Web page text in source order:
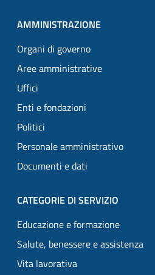
AMMINISTRAZIONE
Organi di governo
Aree amministrative
Uffici
Enti e fondazioni
Politici
Personale amministrativo
Documenti e dati
CATEGORIE DI SERVIZIO
Educazione e formazione
Salute, benessere e assistenza
Vita lavorativa